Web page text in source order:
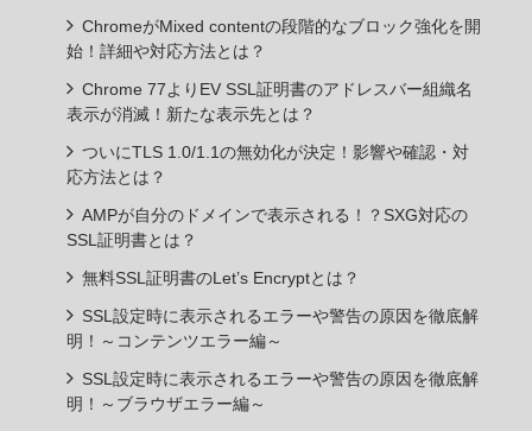
ChromeがMixed contentの段階的なブロック強化を開
始！詳細や対応方法とは？
Chrome 77よりEV SSL証明書のアドレスバー組織名
表示が消滅！新たな表示先とは？
ついにTLS 1.0/1.1の無効化が決定！影響や確認・対
応方法とは？
AMPが自分のドメインで表示される！？SXG対応の
SSL証明書とは？
無料SSL証明書のLet’s Encryptとは？
SSL設定時に表示されるエラーや警告の原因を徹底解
明！～コンテンツエラー編～
SSL設定時に表示されるエラーや警告の原因を徹底解
明！～ブラウザエラー編～